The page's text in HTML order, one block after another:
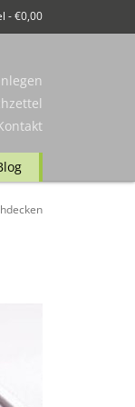
- €0,00